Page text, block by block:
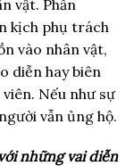
vật. Phần
kịch phụ trách
vào nhân vật,
diễn hay biên
Nếu như sự
vẫn ủng hộ.
những vai diễn